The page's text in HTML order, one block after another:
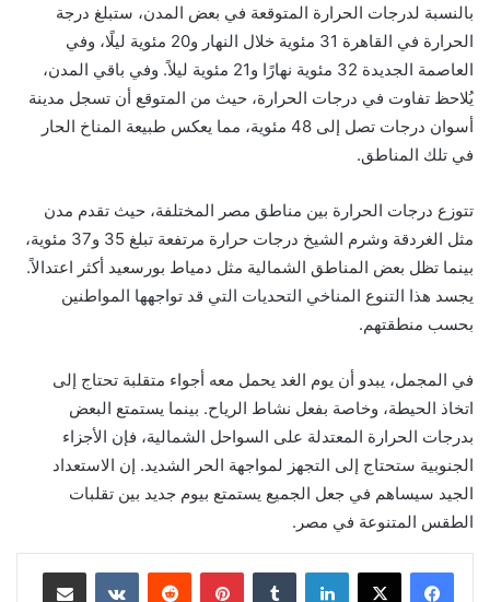
بالنسبة لدرجات الحرارة المتوقعة في بعض المدن، ستبلغ درجة
الحرارة في القاهرة 31 مئوية خلال النهار و20 مئوية ليلًا، وفي
العاصمة الجديدة 32 مئوية نهارًا و21 مئوية ليلاً. وفي باقي المدن،
يُلاحظ تفاوت في درجات الحرارة، حيث من المتوقع أن تسجل مدينة
أسوان درجات تصل إلى 48 مئوية، مما يعكس طبيعة المناخ الحار
في تلك المناطق.
تتوزع درجات الحرارة بين مناطق مصر المختلفة، حيث تقدم مدن
مثل الغردقة وشرم الشيخ درجات حرارة مرتفعة تبلغ 35 و37 مئوية،
بينما تظل بعض المناطق الشمالية مثل دمياط بورسعيد أكثر اعتدالاً.
يجسد هذا التنوع المناخي التحديات التي قد تواجهها المواطنين
بحسب منطقتهم.
في المجمل، يبدو أن يوم الغد يحمل معه أجواء متقلبة تحتاج إلى
اتخاذ الحيطة، وخاصة بفعل نشاط الرياح. بينما يستمتع البعض
بدرجات الحرارة المعتدلة على السواحل الشمالية، فإن الأجزاء
الجنوبية ستحتاج إلى التجهز لمواجهة الحر الشديد. إن الاستعداد
الجيد سيساهم في جعل الجميع يستمتع بيوم جديد بين تقلبات
الطقس المتنوعة في مصر.
لينكدإن بينتيريست مشاركة عبر البريد